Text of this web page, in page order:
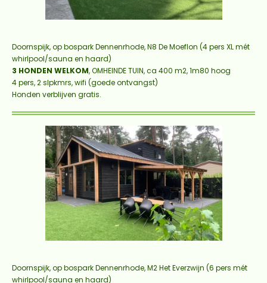
Doornspijk, op bospark Dennenrhode,N8 De Moeflon (4 pers XL mét
whirlpool/sauna en haard)
3 HONDEN WELKOM, OMHEINDE TUIN, ca 400 m2, 1m80 hoog
4 pers, 2 slpkmrs, wifi (goede ontvangst)
Honden verblijven gratis.
Doornspijk, op bospark Dennenrhode,M2 Het Everzwijn (6 pers mét
whirlpool/sauna en haard)